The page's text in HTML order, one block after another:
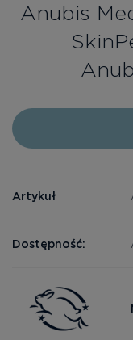
Anubis
Artykuł
Dostępność: